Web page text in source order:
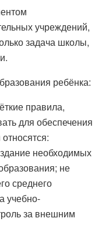
учреждений,
задача школы,
ребёнка:
правила,
для обеспечения
необходимых
не
среднего
учебно-
за внешним